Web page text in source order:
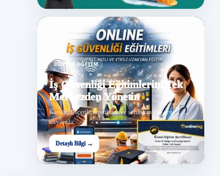
DIJITAL EĞITIM
İş Güvenliği Eğitimlerini Tek
Merkezden Yönetin
Kurulum, içerik, raporlama ve sertifikasyon aynı
altyapıda.
Detaylı Bilgi →